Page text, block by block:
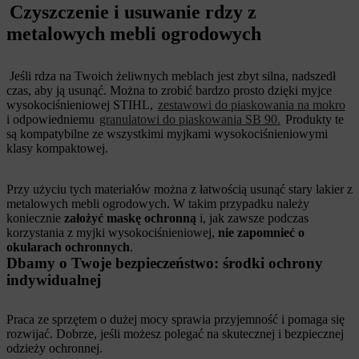
Czyszczenie i usuwanie rdzy z
metalowych mebli ogrodowych
Jeśli rdza na Twoich żeliwnych meblach jest zbyt silna, nadszedł
czas, aby ją usunąć. Można to zrobić bardzo prosto dzięki myjce
wysokociśnieniowej STIHL, zestawowi do piaskowania na mokro
i odpowiedniemu granulatowi do piaskowania SB 90. Produkty te
są kompatybilne ze wszystkimi myjkami wysokociśnieniowymi
klasy kompaktowej.
Przy użyciu tych materiałów można z łatwością usunąć stary lakier z
metalowych mebli ogrodowych. W takim przypadku należy
koniecznie założyć maskę ochronną i, jak zawsze podczas
korzystania z myjki wysokociśnieniowej, nie zapomnieć o
okularach ochronnych.
Dbamy o Twoje bezpieczeństwo: środki ochrony
indywidualnej
Praca ze sprzętem o dużej mocy sprawia przyjemność i pomaga się
rozwijać. Dobrze, jeśli możesz polegać na skutecznej i bezpiecznej
odzieży ochronnej.